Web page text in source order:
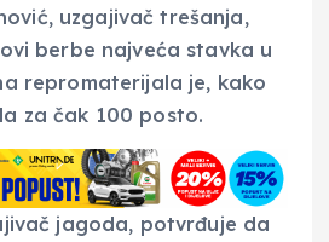
uzgajivač trešanja,
berbe najveća stavka u
repromaterijala je, kako
za čak 100 posto.
jagoda, potvrđuje da